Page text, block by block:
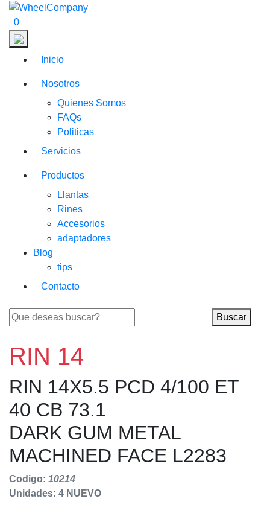
0
Inicio
Nosotros
Quienes Somos
FAQs
Politicas
Servicios
Productos
Llantas
Rines
Accesorios
adaptadores
Blog
tips
Contacto
Buscar
RIN 14
RIN 14X5.5 PCD 4/100 ET
40 CB 73.1
DARK GUM METAL
MACHINED FACE L2283
Codigo: 10214
Unidades: 4 NUEVO